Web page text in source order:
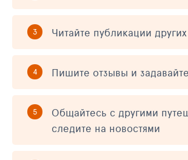
Читайте публикации
Пишите отзывы и
Общайтесь с другими
следите на новостями